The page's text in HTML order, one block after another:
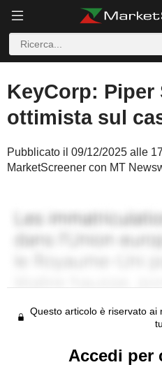
KeyCorp: Piper
ottimista sul
Pubblicato il 09/12/2025 alle
MarketScreener con MT
Questo articolo è riservato ai
tu.
Accedi per